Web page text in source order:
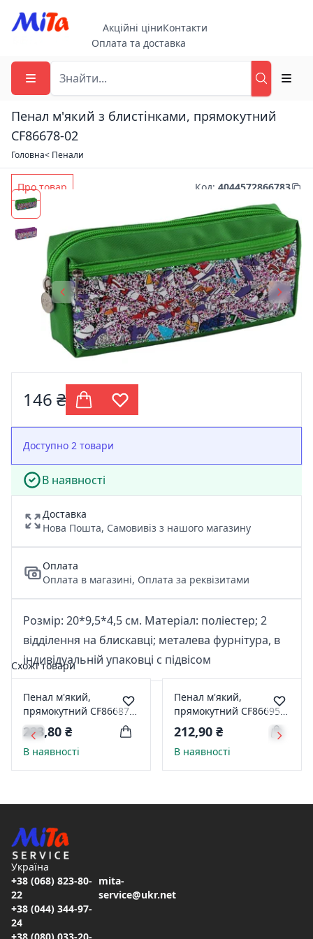
Акційні ціниКонтакти
Оплата та доставка
Пенал м'який з блистінками, прямокутний
CF86678-02
Головна< Пенали
Про товар Код: 4044572866783
146 ₴
Доступно 2 товари
В наявності
Доставка
Нова Пошта, Самовивіз з нашого магазину
Оплата
Оплата в магазині, Оплата за реквізитами
Розмір: 20*9,5*4,5 см. Матеріал: поліестер; 2
відділення на блискавці; металева фурнітура, в
індивідуальній упаковці с підвісом
Схожі товари
Пенал м'який,
прямокутний CF86687-
02
223,80 ₴
В наявності
Пенал м'який,
прямокутний CF86695-
01
212,90 ₴
В наявності
Україна
+38 (068) 823-80-
22
+38 (044) 344-97-
24
mita-
service@ukr.net